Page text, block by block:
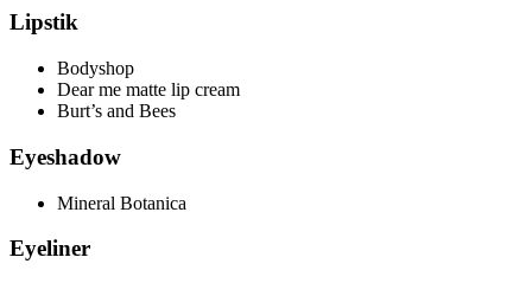
Lipstik
Bodyshop
Dear me matte lip cream
Burt’s and Bees
Eyeshadow
Mineral Botanica
Eyeliner